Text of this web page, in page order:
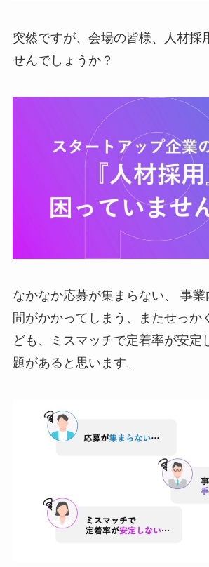
突然ですが、会場の皆様、人材採
せんでしょうか？
なかなか応募が集まらない、 事
間がかかってしまう、またせっか
ども、ミスマッチで定着率が安定
題があると思います。